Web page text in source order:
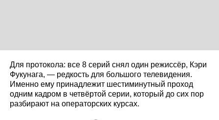
Для протокола: все 8 серий снял один режиссёр, Кэри
Фукунага, — редкость для большого телевидения.
Именно ему принадлежит шестиминутный проход
одним кадром в четвёртой серии, который до сих пор
разбирают на операторских курсах.